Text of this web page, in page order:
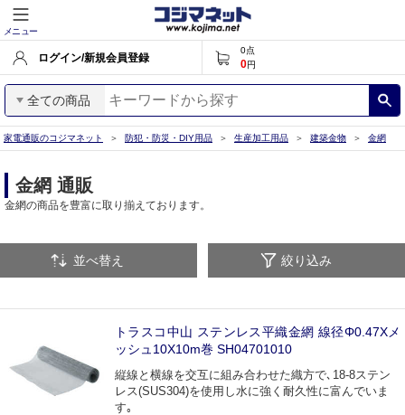
メニュー
ログイン/新規会員登録
0点
0円
全ての商品
家電通販のコジマネット 防犯・防災・DIY用品 生産加工用品 建築金物 金網
金網 通販
金網の商品を豊富に取り揃えております。
並べ替え 絞り込み
トラスコ中山 ステンレス平織金網 線径Φ0.47Xメ
ッシュ10X10m巻 SH04701010
縦線と横線を交互に組み合わせた織方で､18-8ステン
レス(SUS304)を使用し水に強く耐久性に富んでいま
す｡